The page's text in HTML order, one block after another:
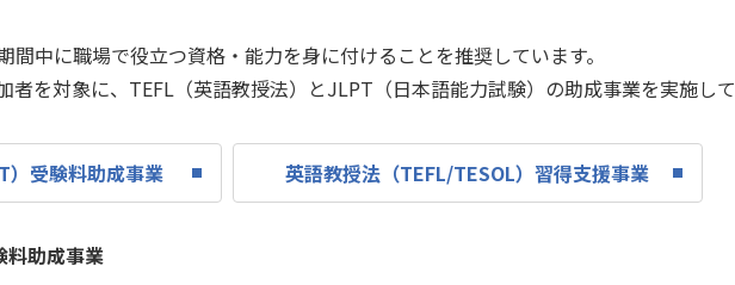
間中に職場で役立つ資格・能力を身に付けることを推奨しています。
者を対象に、TEFL（英語教授法）とJLPT（日本語能力試験）の助成事業を実施して
）受験料助成事業 英語教授法（TEFL/TESOL）習得支援事業
料助成事業